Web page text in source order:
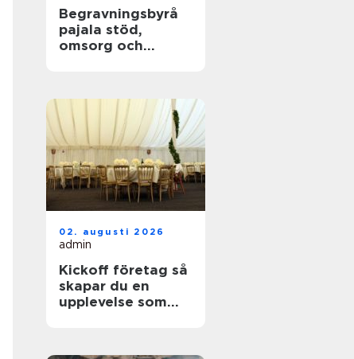
Begravningsbyrå
pajala stöd,
omsorg och
02. augusti 2026
admin
Kickoff företag så
skapar du en
upplevelse som